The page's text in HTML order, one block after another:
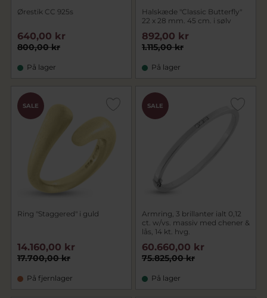
Ørestik CC 925s
800,00 kr
640,00 kr
På lager
Halskæde "Classic Butterfly"
22 x 28 mm. 45 cm. i sølv
1.115,00 kr
892,00 kr
På lager
SALE
Ring "Staggered" i guld
17.700,00 kr
14.160,00 kr
På fjernlager
SALE
Armring, 3 brillanter ialt 0,12
ct. w/vs. massiv med chener &
lås, 14 kt. hvg.
75.825,00 kr
60.660,00 kr
På lager